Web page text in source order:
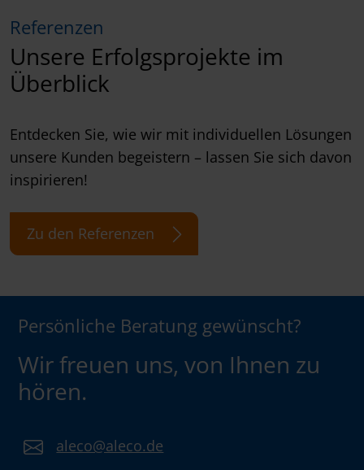
Referenzen
Unsere Erfolgsprojekte im
Überblick
Entdecken Sie, wie wir mit individuellen Lösungen
unsere Kunden begeistern – lassen Sie sich davon
inspirieren!
Zu den Referenzen
Persönliche Beratung gewünscht?
Wir freuen uns, von Ihnen zu
hören.
aleco@aleco.de